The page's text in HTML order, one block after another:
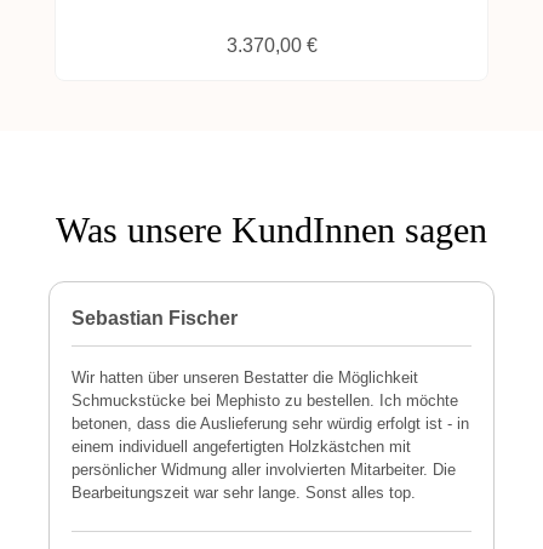
Regulärer Preis:
3.370,00 €
Was unsere KundInnen sagen
Sebastian Fischer
Wir hatten über unseren Bestatter die Möglichkeit
Schmuckstücke bei Mephisto zu bestellen. Ich möchte
betonen, dass die Auslieferung sehr würdig erfolgt ist - in
einem individuell angefertigten Holzkästchen mit
persönlicher Widmung aller involvierten Mitarbeiter. Die
Bearbeitungszeit war sehr lange. Sonst alles top.